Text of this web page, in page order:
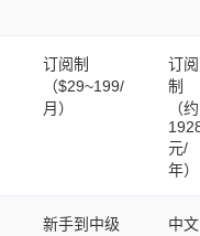
订阅制
（$29~199/
月）
订阅
制
（约
元/
年）
新手到中级
中文